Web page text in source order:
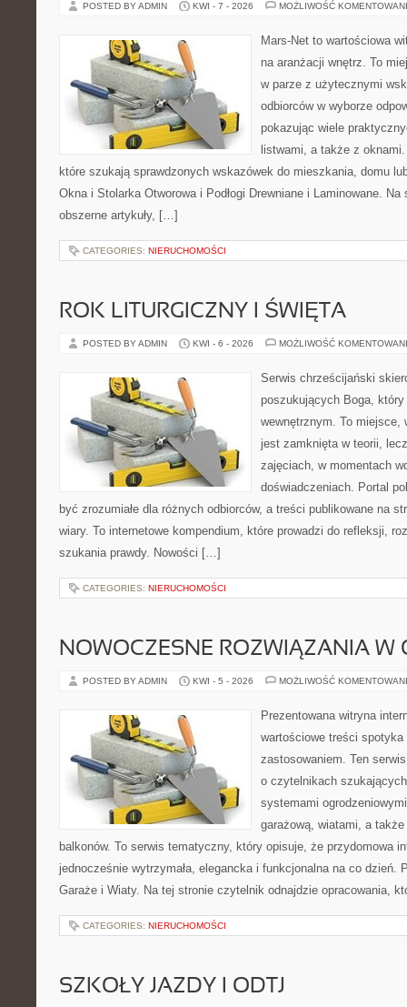
POSTED BY ADMIN KWI - 7 - 2026 MOŻLIWOŚĆ
Mars-Net to wartościowa
na aranżacji wnętrz. To
w parze z użytecznymi
odbiorców w wyborze
pokazując wiele
listwami, a także z
które szukają sprawdzonych wskazówek do mieszkania, domu
Okna i Stolarka Otworowa i Podłogi Drewniane i Laminowane.
obszerne artykuły, […]
CATEGORIES: NIERUCHOMOŚCI
ROK LITURGICZNY I ŚWIĘTA
POSTED BY ADMIN KWI - 6 - 2026 MOŻLIWOŚĆ
Serwis chrześcijański
poszukujących Boga,
wewnętrznym. To miejsce,
jest zamknięta w teorii,
zajęciach, w momentach
doświadczeniach. Portal
być zrozumiałe dla różnych odbiorców, a treści publikowane na
wiary. To internetowe kompendium, które prowadzi do refleksji,
szukania prawdy. Nowości […]
CATEGORIES: NIERUCHOMOŚCI
NOWOCZESNE ROZWIĄZANIA W
POSTED BY ADMIN KWI - 5 - 2026 MOŻLIWOŚĆ
Prezentowana witryna
wartościowe treści
zastosowaniem. Ten
o czytelnikach
systemami
garażową, wiatami, a
balkonów. To serwis tematyczny, który opisuje, że przydomowa
jednocześnie wytrzymała, elegancka i funkcjonalna na co dzień.
Garaże i Wiaty. Na tej stronie czytelnik odnajdzie opracowania,
CATEGORIES: NIERUCHOMOŚCI
SZKOŁY JAZDY I ODTJ